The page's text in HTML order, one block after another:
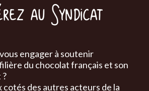
au Syndicat
engager à soutenir
du chocolat français et son
cotés des autres acteurs de la